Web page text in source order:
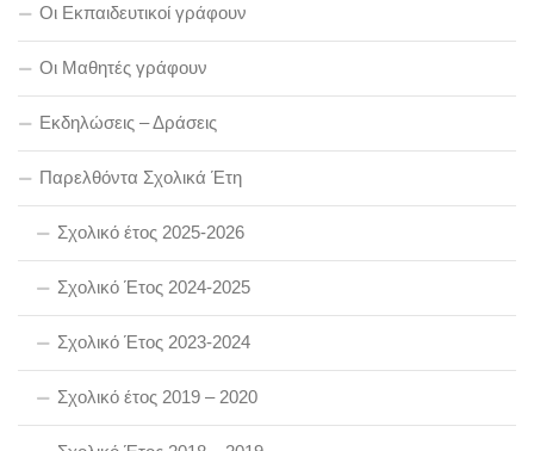
Οι Εκπαιδευτικοί γράφουν
Οι Μαθητές γράφουν
Εκδηλώσεις – Δράσεις
Παρελθόντα Σχολικά Έτη
Σχολικό έτος 2025-2026
Σχολικό Έτος 2024-2025
Σχολικό Έτος 2023-2024
Σχολικό έτος 2019 – 2020